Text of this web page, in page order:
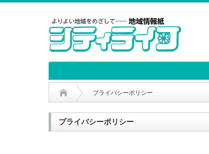
プライバシーポリシー
プライバシーポリシー